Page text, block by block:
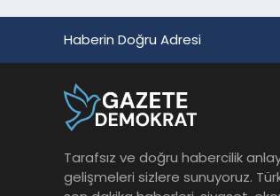
Haberin Doğru Adresi
Tarafsız ve doğru habercilik
gelişmeleri sizlere sunuyoruz.